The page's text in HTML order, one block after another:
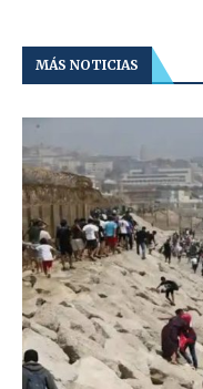
MÁS NOTICIAS